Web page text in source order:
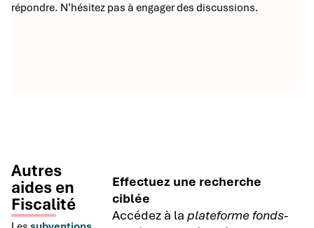
répondre. N’hésitez pas à engager des discussions.
Autres
aides en
Fiscalité
Effectuez une recherche
ciblée
Accédez à laplateforme fonds-